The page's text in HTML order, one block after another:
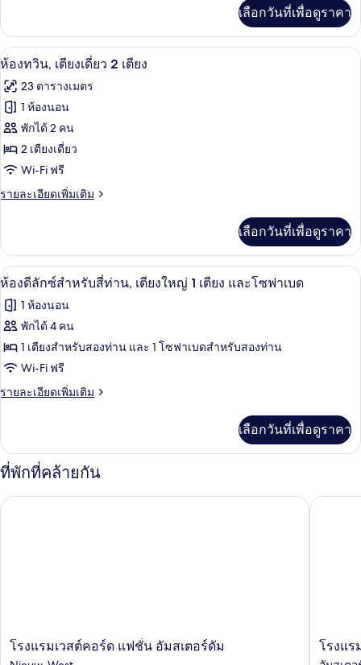
เตียง
ควีน
ไซส์
1
เตียง
และ
โซฟา
เกี่ยว
กับ
ห้อง
พี
เรีย,
ควีน
ไซส์
เตียง
และ
เลือกวันที่เพื่อดูราคา
เปิด
ภาพถ่าย
ทั้งหมด
ของ
ห้อง
ทวิน,
เตียง
2
เตียง
ห้องทวิน, เตียงเดี่ยว 2 เตียง | มินิบา
6
ห้องทวิน, เตียงเดี่ยว 2 เตียง
23 ตารางเมตร
1 ห้องนอน
พักได้ 2 คน
2 เตียงเดี่ยว
Wi-Fi ฟรี
รายละเอียดเพิ่มเติม
ราย
เกี่ยว
กับ
ห้อง
น,
เตียง
2
เตียง
เลือกวันที่เพื่อดูราคา
เปิด
ภาพถ่าย
ทั้งหมด
ของ
ห้อง
ดี
ซ์
สำหรับ
ท่าน,
โซฟา
ห้องดีลักซ์สำหรับสี่ท่าน, เตียงใหญ่ 1
8
ห้องดีลักซ์สำหรับสี่ท่าน, เตียงใหญ่ 1 เตียง และโซฟาเบด
1 ห้องนอน
พักได้ 4 คน
1 เตียงสำหรับสองท่าน และ 1 โซฟาเบดสำหรับสองท่าน
Wi-Fi ฟรี
รายละเอียดเพิ่มเติม
ราย
เกี่ยว
กับ
ห้อง
ลัก
และ
โซฟา
เลือกวันที่เพื่อดูราคา
ที่พักที่คล้ายกัน
โรง
แรม
โรงแรมเวสต์คอร์ด แฟชั่น อัมสเตอร์ดัม
โรงแรมเวสต์คอร์ด แฟชั่น อัมสเตอร์ดัม
โรงแรม
โอลิมปิก
โรงแ
โรงแรม